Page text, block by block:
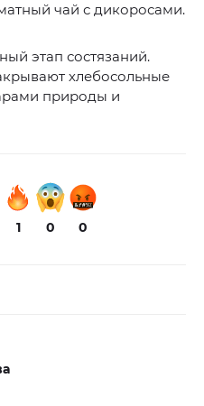
чай с дикоросами.
этап состязаний.
хлебосольные
природы и
1 0 0